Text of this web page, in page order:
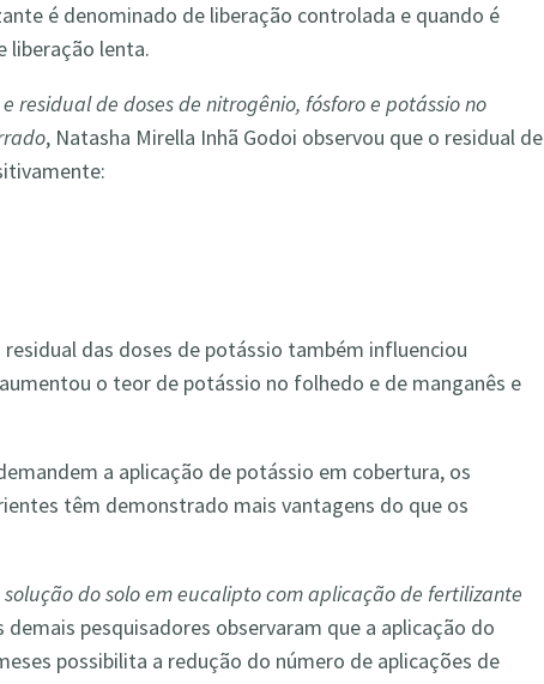
é denominado de liberação controlada e quando é
liberação lenta.
residual de doses de nitrogênio, fósforo e potássio no
, Natasha Mirella Inhã Godoi observou que o residual de
das doses de potássio também influenciou
o teor de potássio no folhedo e de manganês e
a aplicação de potássio em cobertura, os
têm demonstrado mais vantagens do que os
do solo em eucalipto com aplicação de fertilizante
demais pesquisadores observaram que a aplicação do
possibilita a redução do número de aplicações de